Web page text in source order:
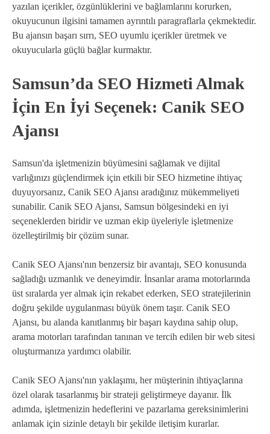
yazılan içerikler, özgünlüklerini ve bağlamlarını korurken,
okuyucunun ilgisini tamamen ayrıntılı paragraflarla çekmektedir.
Bu ajansın başarı sırrı, SEO uyumlu içerikler üretmek ve
okuyucularla güçlü bağlar kurmaktır.
Samsun’da SEO Hizmeti Almak
İçin En İyi Seçenek: Canik SEO
Ajansı
Samsun'da işletmenizin büyümesini sağlamak ve dijital
varlığınızı güçlendirmek için etkili bir SEO hizmetine ihtiyaç
duyuyorsanız, Canik SEO Ajansı aradığınız mükemmeliyeti
sunabilir. Canik SEO Ajansı, Samsun bölgesindeki en iyi
seçeneklerden biridir ve uzman ekip üyeleriyle işletmenize
özelleştirilmiş bir çözüm sunar.
Canik SEO Ajansı'nın benzersiz bir avantajı, SEO konusunda
sağladığı uzmanlık ve deneyimdir. İnsanlar arama motorlarında
üst sıralarda yer almak için rekabet ederken, SEO stratejilerinin
doğru şekilde uygulanması büyük önem taşır. Canik SEO
Ajansı, bu alanda kanıtlanmış bir başarı kaydına sahip olup,
arama motorları tarafından tanınan ve tercih edilen bir web sitesi
oluşturmanıza yardımcı olabilir.
Canik SEO Ajansı'nın yaklaşımı, her müşterinin ihtiyaçlarına
özel olarak tasarlanmış bir strateji geliştirmeye dayanır. İlk
adımda, işletmenizin hedeflerini ve pazarlama gereksinimlerini
anlamak için sizinle detaylı bir şekilde iletişim kurarlar.